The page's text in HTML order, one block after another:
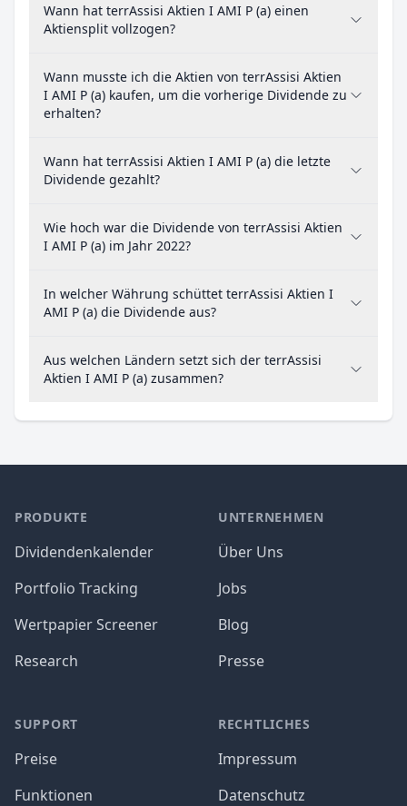
Wann hat terrAssisi Aktien I AMI P (a) einen
Aktiensplit vollzogen?
Wann musste ich die Aktien von terrAssisi Aktien
I AMI P (a) kaufen, um die vorherige Dividende zu
erhalten?
Wann hat terrAssisi Aktien I AMI P (a) die letzte
Dividende gezahlt?
Wie hoch war die Dividende von terrAssisi Aktien
I AMI P (a) im Jahr 2022?
In welcher Währung schüttet terrAssisi Aktien I
AMI P (a) die Dividende aus?
Aus welchen Ländern setzt sich der terrAssisi
Aktien I AMI P (a) zusammen?
PRODUKTE
Dividendenkalender
Portfolio Tracking
Wertpapier Screener
Research
SUPPORT
Preise
Funktionen
UNTERNEHMEN
Über Uns
Jobs
Blog
Presse
RECHTLICHES
Impressum
Datenschutz